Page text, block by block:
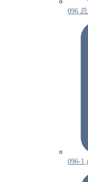
096
096-1